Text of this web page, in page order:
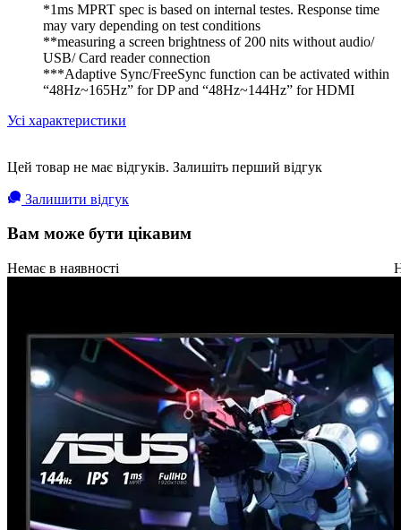
*1ms MPRT spec is based on internal testes. Response time
may vary depending on test conditions
**measuring a screen brightness of 200 nits without audio/
USB/ Card reader connection
***Adaptive Sync/FreeSync function can be activated within
“48Hz~165Hz” for DP and “48Hz~144Hz” for HDMI
Усі характеристики
Цей товар не має відгуків. Залишіть перший відгук
Залишити відгук
Вам може бути цікавим
Немає в наявності